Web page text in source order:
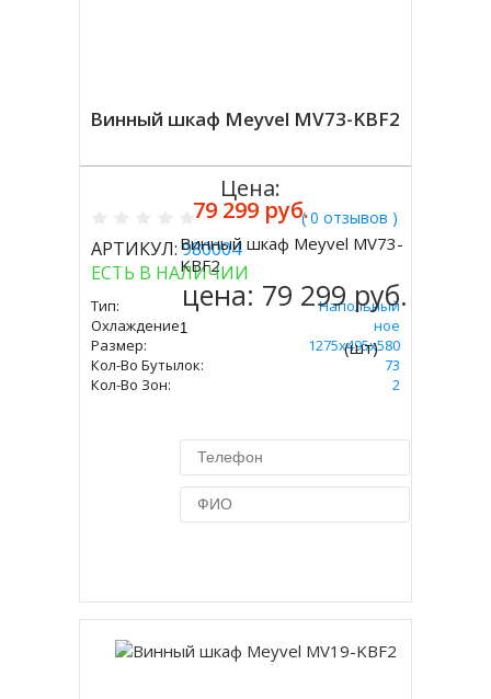
Винный шкаф Meyvel MV73-KBF2
( 0 отзывов )
АРТИКУЛ:980004
ЕСТЬ В НАЛИЧИИ
Тип:
Напольный
Охлаждение:
Компрессорное
Размер:
1275х495х580
Кол-Во Бутылок:
73
Кол-Во Зон:
2
Цена:
79 299 руб.
Купить
Винный шкаф Meyvel MV73-
KBF2
цена: 79 299 руб.
(шт)